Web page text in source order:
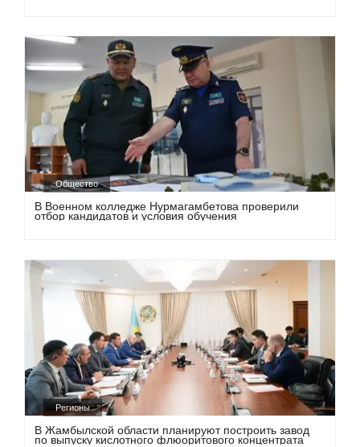
Общество
В Военном колледже Нурмагамбетова проверили
отбор кандидатов и условия обучения
Регионы
В Жамбылской области планируют построить завод
по выпуску кислотного флюоритового концентрата